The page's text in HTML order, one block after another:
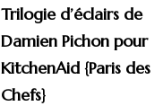
Trilogie d’éclairs de
Damien Pichon pour
KitchenAid {Paris des
Chefs}